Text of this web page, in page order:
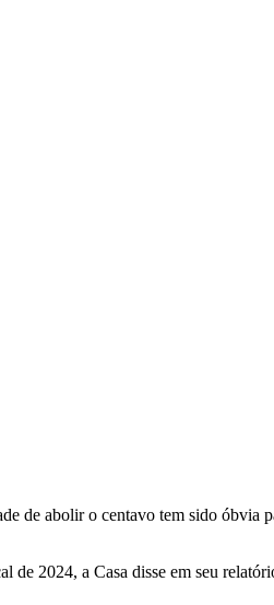
de abolir o centavo tem sido óbvia
2024, a Casa disse em seu